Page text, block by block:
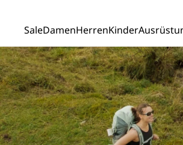
SaleDamenHerrenKinder